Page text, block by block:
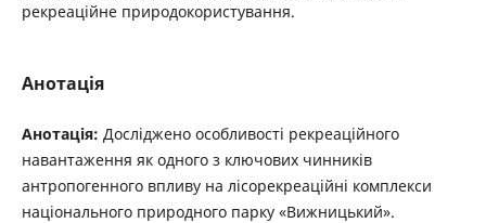
рекреаційне природокористування.
Анотація
Анотація: Досліджено особливості рекреаційного
навантаження як одного з ключових чинників
антропогенного впливу на лісорекреаційні комплекси
національного природного парку «Вижницький».